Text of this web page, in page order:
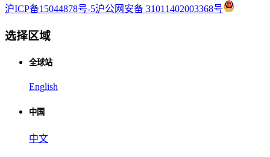
沪ICP备15044878号-5沪公网安备 31011402003368号
选择区域
全球站
English
中国
中文